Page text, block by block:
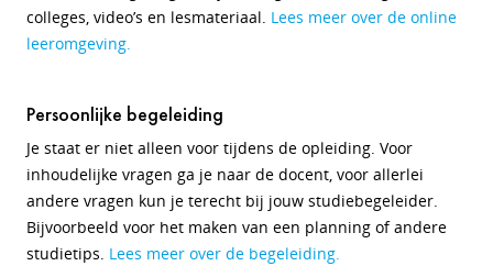
colleges, video’s en lesmateriaal. Lees meer over de online
leeromgeving.
Persoonlijke begeleiding
Je staat er niet alleen voor tijdens de opleiding. Voor
inhoudelijke vragen ga je naar de docent, voor allerlei
andere vragen kun je terecht bij jouw studiebegeleider.
Bijvoorbeeld voor het maken van een planning of andere
studietips. Lees meer over de begeleiding.